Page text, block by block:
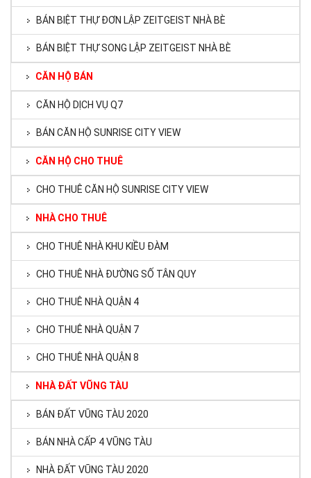
BÁN BIỆT THỰ ĐƠN LẬP ZEITGEIST NHÀ BÈ
BÁN BIỆT THỰ SONG LẬP ZEITGEIST NHÀ BÈ
CĂN HỘ BÁN
CĂN HỘ DỊCH VỤ Q7
BÁN CĂN HỘ SUNRISE CITY VIEW
CĂN HỘ CHO THUÊ
CHO THUÊ CĂN HỘ SUNRISE CITY VIEW
NHÀ CHO THUÊ
CHO THUÊ NHÀ KHU KIỀU ĐÀM
CHO THUÊ NHÀ ĐƯỜNG SỐ TÂN QUY
CHO THUÊ NHÀ QUẬN 4
CHO THUÊ NHÀ QUẬN 7
CHO THUÊ NHÀ QUẬN 8
NHÀ ĐẤT VŨNG TÀU
BÁN ĐẤT VŨNG TÀU 2020
BÁN NHÀ CẤP 4 VŨNG TÀU
NHÀ ĐẤT VŨNG TÀU 2020